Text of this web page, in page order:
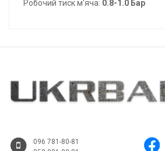
Робочий тиск м'яча: 0.8-1.0 Бар
096 781-80-81